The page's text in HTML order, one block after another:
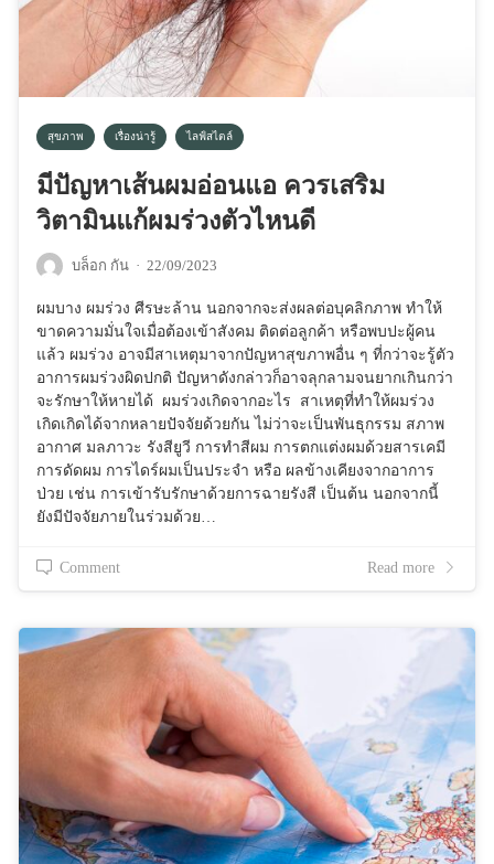
สุขภาพ เรื่องน่ารู้ ไลฟ์สไตล์
มีปัญหาเส้นผมอ่อนแอ ควรเสริม
วิตามินแก้ผมร่วงตัวไหนดี
บล็อก กัน · 22/09/2023
ผมบาง ผมร่วง ศีรษะล้าน นอกจากจะส่งผลต่อบุคลิกภาพ ทำให้
ขาดความมั่นใจเมื่อต้องเข้าสังคม ติดต่อลูกค้า หรือพบปะผู้คน
แล้ว ผมร่วง อาจมีสาเหตุมาจากปัญหาสุขภาพอื่น ๆ ที่กว่าจะรู้ตัว
อาการผมร่วงผิดปกติ ปัญหาดังกล่าวก็อาจลุกลามจนยากเกินกว่า
จะรักษาให้หายได้ ผมร่วงเกิดจากอะไร สาเหตุที่ทำให้ผมร่วง
เกิดเกิดได้จากหลายปัจจัยด้วยกัน ไม่ว่าจะเป็นพันธุกรรม สภาพ
อากาศ มลภาวะ รังสียูวี การทำสีผม การตกแต่งผมด้วยสารเคมี
การดัดผม การไดร์ผมเป็นประจำ หรือ ผลข้างเคียงจากอาการ
ป่วย เช่น การเข้ารับรักษาด้วยการฉายรังสี เป็นต้น นอกจากนี้
ยังมีปัจจัยภายในร่วมด้วย…
Comment Read more